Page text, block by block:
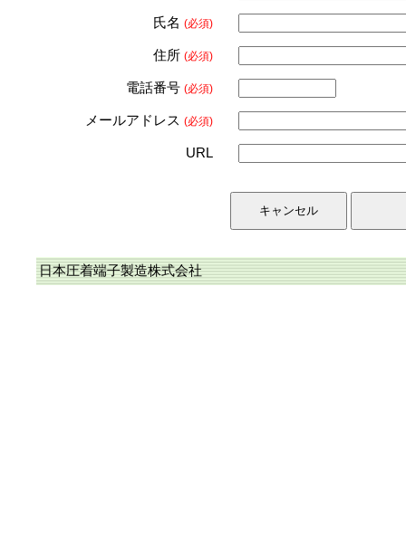
氏名 (必須)
住所 (必須)
電話番号 (必須)
メールアドレス (必須)
URL
日本圧着端子製造株式会社